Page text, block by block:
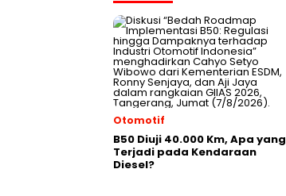
Otomotif
B50 Diuji 40.000 Km, Apa yang
Terjadi pada Kendaraan
Diesel?